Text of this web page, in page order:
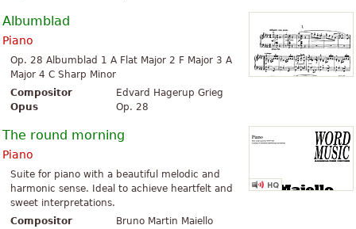
Albumblad
Piano
Op. 28 Albumblad 1 A Flat Major 2 F Major 3 A
Major 4 C Sharp Minor
Compositor
Edvard Hagerup Grieg
Opus
Op. 28
The round morning
Piano
Suite for piano with a beautiful melodic and
harmonic sense. Ideal to achieve heartfelt and
sweet interpretations.
Compositor
Bruno Martin Maiello